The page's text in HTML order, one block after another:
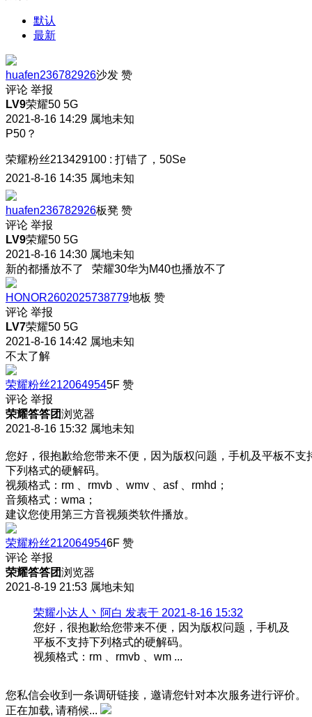
默认
最新
huafen236782926沙发 赞
评论 举报
LV9荣耀50 5G
2021-8-16 14:29 属地未知
P50？
荣耀粉丝213429100 : 打错了，50Se
2021-8-16 14:35 属地未知
huafen236782926板凳 赞
评论 举报
LV9荣耀50 5G
2021-8-16 14:30 属地未知
新的都播放不了 荣耀30华为M40也播放不了
HONOR2602025738779地板 赞
评论 举报
LV7荣耀50 5G
2021-8-16 14:42 属地未知
不太了解
荣耀粉丝2120649545F 赞
评论 举报
荣耀答答团浏览器
2021-8-16 15:32 属地未知
您好，很抱歉给您带来不便，因为版权问题，手机及平板不支
下列格式的硬解码。
视频格式：rm 、rmvb 、wmv 、asf 、rmhd；
音频格式：wma；
建议您使用第三方音视频类软件播放。
荣耀粉丝2120649546F 赞
评论 举报
荣耀答答团浏览器
2021-8-19 21:53 属地未知
荣耀小达人丶阿白 发表于 2021-8-16 15:32
您好，很抱歉给您带来不便，因为版权问题，手机及
平板不支持下列格式的硬解码。
视频格式：rm 、rmvb 、wm ...
您私信会收到一条调研链接，邀请您针对本次服务进行评价。
正在加载, 请稍候...